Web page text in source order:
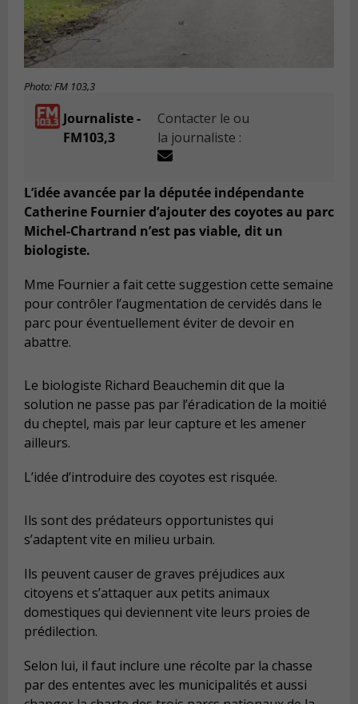
Photo: FM 103,3
Journaliste -
FM103,3
Contacter le ou
la journaliste :
L’idée avancée par la députée indépendante
Catherine Fournier d’ajouter des coyotes au parc
Michel-Chartrand n’est pas viable, dit un
biologiste.
Mme Fournier a fait cette suggestion cette semaine
pour contrôler l’augmentation de cervidés dans le
parc pour éventuellement éviter de devoir en
abattre.
Le biologiste Richard Beauchemin dit que la
solution ne passe pas par l’éradication de la moitié
du cheptel, mais par leur capture et les amener
ailleurs.
L’idée d’introduire des coyotes est risquée.
Ils sont des prédateurs opportunistes qui
s’adaptent vite en milieu urbain.
Ils peuvent causer de graves préjudices aux
citoyens et s’attaquer aux petits animaux
domestiques qui deviennent vite leurs proies de
prédilection.
Selon lui, il faut inclure une récolte par la chasse
par des ententes avec les municipalités et aussi